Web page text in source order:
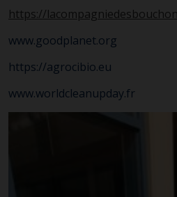
https://
www.goodplanet.org
https://agrocibio.eu
www.worldcleanupday.fr